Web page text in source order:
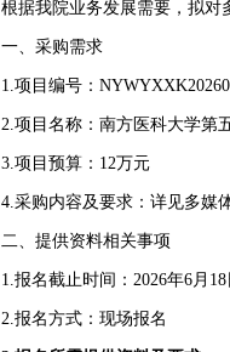
根据我院业务发展需要，拟对
一、采购需求
1.项目编号：
2.项目名称： 南方医科大学第
3.项目预算： 12万元
4.采购内容及要求： 详见多媒
二、提供资料相关事项
1.报名截止时间： 2026年6月
2.报名方式： 现场报名